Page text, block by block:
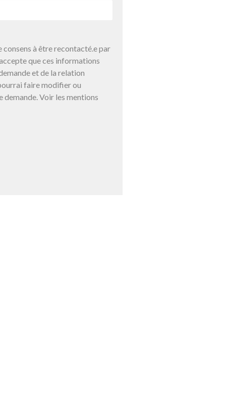
à être recontacté.e par
que ces informations
et de la relation
faire modifier ou
Voir les mentions